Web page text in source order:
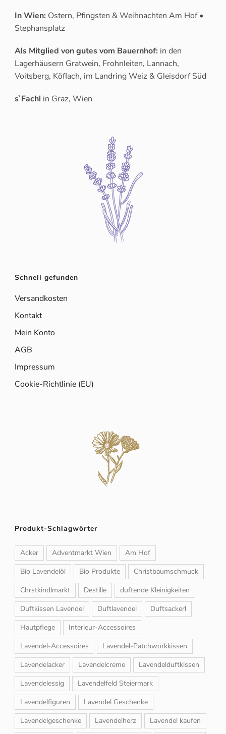
In Wien: Ostern, Pfingsten & Weihnachten Am Hof •
Stephansplatz
Als Mitglied von gutes vom Bauernhof: in den
Lagerhäusern Gratwein, Frohnleiten, Lannach,
Voitsberg, Köflach, im Landring Weiz & Gleisdorf Süd
s`Fachl in Graz, Wien
Schnell gefunden
Versandkosten
Kontakt
Mein Konto
AGB
Impressum
Cookie-Richtlinie (EU)
Produkt-Schlagwörter
Acker Adventmarkt Wien
Am Hof
Bio Lavendelöl
Bio Produkte
Christbaumschmuck
Chrstkindlmarkt
Destille
duftende Kleinigkeiten
Duftkissen Lavendel
Duftlavendel
Duftsackerl
Hautpflege
Interieur-Accessoires
Lavendel-Accessoires
Lavendel-Patchworkkissen
Lavendelacker
Lavendelcreme
Lavendelduftkissen
Lavendelessig
Lavendelfeld Steiermark
Lavendelfiguren
Lavendel Geschenke
Lavendelgeschenke
Lavendelherz Lavendel kaufen